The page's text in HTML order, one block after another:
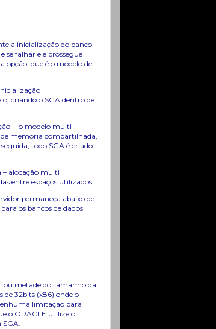
a inicialização do banco
se falhar ele prossegue
que é o modelo de
criando o SGA dentro de
- o modelo multi
memoria compartilhada,
todo SGA é criado
– alocação multi
entre espaços utilizados.
permaneça abaixo de
os bancos de dados
ou metade do tamanho da
32bits (x86) onde o
limitação para
o ORACLE utilize o
SGA.